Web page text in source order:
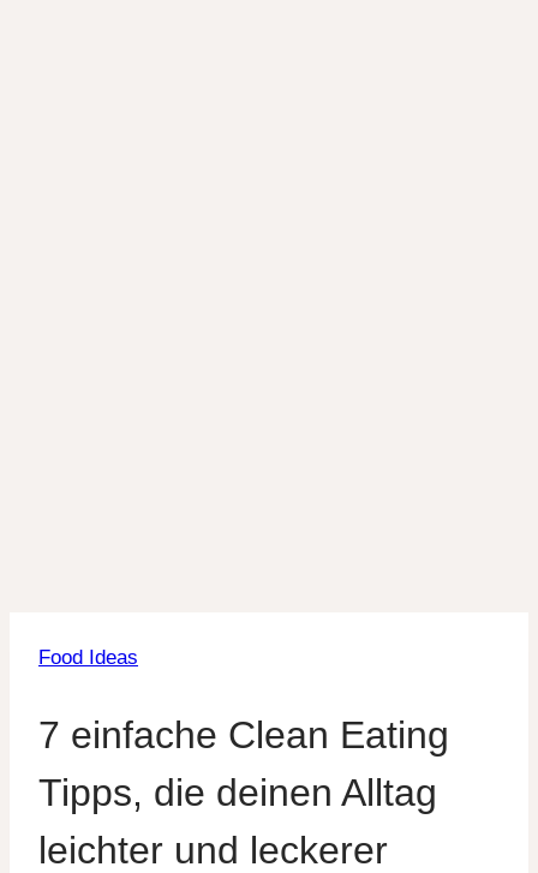
Food Ideas
7 einfache Clean Eating
Tipps, die deinen Alltag
leichter und leckerer